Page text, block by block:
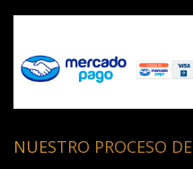
NUESTRO PROCESO